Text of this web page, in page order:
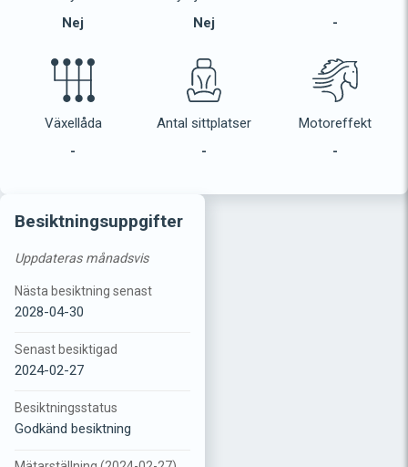
Nej
Nej
-
Växellåda
-
Antal sittplatser
-
Motoreffekt
-
Besiktningsuppgifter
Uppdateras månadsvis
Nästa besiktning senast
2028-04-30
Senast besiktigad
2024-02-27
Besiktningsstatus
Godkänd besiktning